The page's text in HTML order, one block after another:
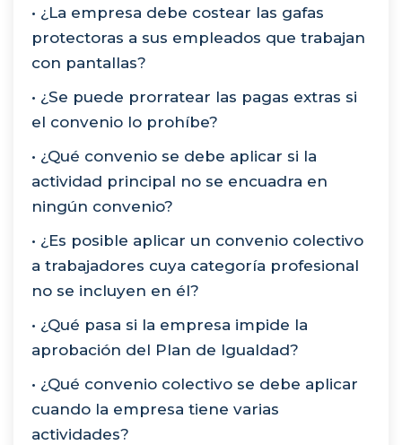
• ¿La empresa debe costear las gafas
protectoras a sus empleados que trabajan
con pantallas?
• ¿Se puede prorratear las pagas extras si
el convenio lo prohíbe?
• ¿Qué convenio se debe aplicar si la
actividad principal no se encuadra en
ningún convenio?
• ¿Es posible aplicar un convenio colectivo
a trabajadores cuya categoría profesional
no se incluyen en él?
• ¿Qué pasa si la empresa impide la
aprobación del Plan de Igualdad?
• ¿Qué convenio colectivo se debe aplicar
cuando la empresa tiene varias
actividades?